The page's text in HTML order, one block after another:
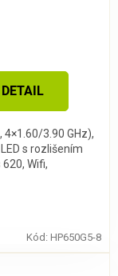
DETAIL
3.90 GHz),
LED s rozlišením
Wifi,
Kód: HP650G5-8